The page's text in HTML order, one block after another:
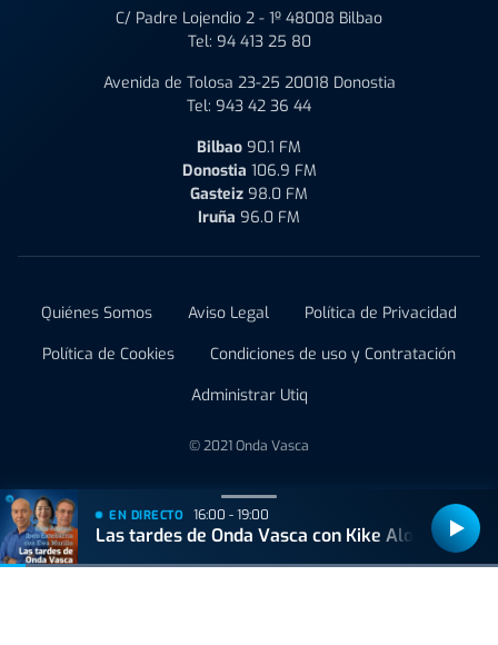
C/ Padre Lojendio 2 - 1º 48008 Bilbao
Tel: 94 413 25 80
Avenida de Tolosa 23-25 20018 Donostia
Tel: 943 42 36 44
Bilbao 90.1 FM
Donostia 106.9 FM
Gasteiz 98.0 FM
Iruña 96.0 FM
Quiénes Somos Aviso Legal
Política de Privacidad
Política de Cookies
Condiciones de uso y Contratación
Administrar Utiq
© 2021 Onda Vasca
EN DIRECTO 16:00 - 19:00
Las tardes de Onda Vasca con Kike Alonso